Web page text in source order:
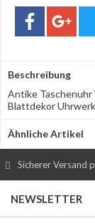
Beschreibung
Antike
Blattdekor
Ähnliche Artikel
Sicherer Versand
NEWSLETTER